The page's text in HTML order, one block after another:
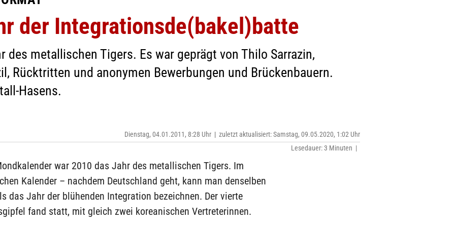
der Integrationsde(bakel)batte
des metallischen Tigers. Es war geprägt von Thilo Sarrazin,
Rücktritten und anonymen Bewerbungen und Brückenbauern.
Hasens.
Dienstag, 04.01.2011, 8:28 Uhr | zuletzt aktualisiert: Samstag, 09.05.2020, 1:02 Uhr
Lesedauer: 3 Minuten |
war 2010 das Jahr des metallischen Tigers. Im
Kalender – nachdem Deutschland geht, kann man denselben
das Jahr der blühenden Integration bezeichnen. Der vierte
fand statt, mit gleich zwei koreanischen Vertreterinnen.